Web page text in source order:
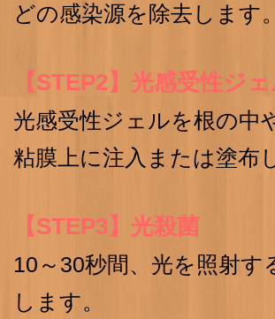
どの感染源を除去します。
【STEP2】光感受性ジ
光感受性ジェルを根の中
粘膜上に注入または塗布
【STEP3】光殺菌
10～30秒間、光を照射す
します。